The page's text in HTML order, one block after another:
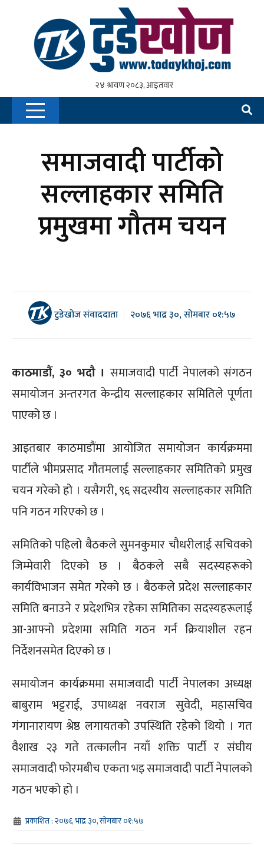
समाजवादी पार्टीको
सल्लाहकार समिति
प्रमुखमा गौतम चयन
टुडेखोज संवाददाता २०७६ भाद्र ३०, सोमबार ०१:५७
काठमाडौं, ३० भदौ । समाजवादी पार्टी नेपालको संगठन
समायोजन अन्तरगत केन्द्रीय सल्लाहकार समितिले पूर्णता
पाएको छ ।
आइतबार काठमाडौंमा आयोजित समायोजन कार्यक्रममा
पार्टीले भीमप्रसाद गौतमलाई सल्लाहकार समितिको प्रमुख
चयन गरेको हो । यसैगरी, ९६ सदस्यीय सल्लाहकार समिति
पनि गठन गरिएको छ ।
समितिको पहिलो बैठकले सुमनकुमार चौधरीलाई सचिवको
जिम्मेवारी दिएको छ । बैठकले सबै सदस्यहरूको
कार्यविभाजन समेत गरेको छ । बैठकले प्रदेश सल्लाहकार
समिति बनाउने र प्रदेशभित्र रहेका समितिका सदस्यहरूलाई
आ-आफ्नो प्रदेशमा समिति गठन गर्न क्रियाशील रहन
निर्देशनसमेत दिएको छ ।
समायोजन कार्यक्रममा समाजवादी पार्टी नेपालका अध्यक्ष
बाबुराम भट्टराई, उपाध्यक्ष नवराज सुवेदी, महासचिव
गंगानारायण श्रेष्ठ लगायतको उपस्थिति रहेको थियो । गत
वैशाख २३ गते तत्कालीन नयाँ शक्ति पार्टी र संघीय
समाजवादी फोरमबीच एकता भइ समाजवादी पार्टी नेपालको
गठन भएको हो ।
प्रकाशित : २०७६ भाद्र ३०, सोमबार ०१:५७